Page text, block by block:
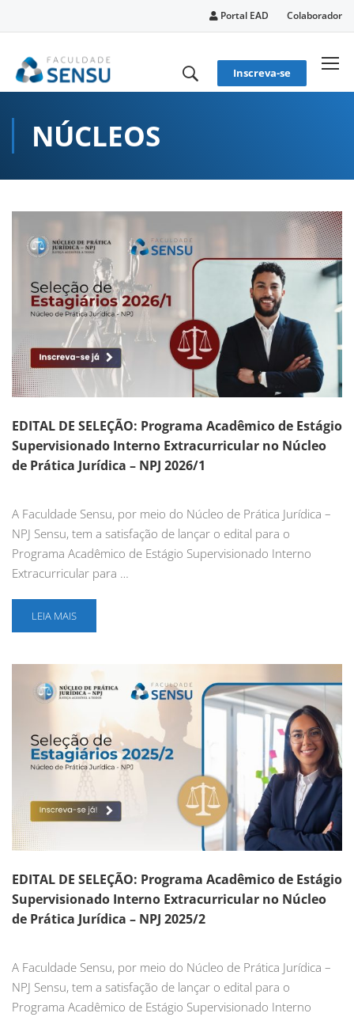
Portal EAD Colaborador
Inscreva-se
NÚCLEOS
EDITAL DE SELEÇÃO: Programa Acadêmico de Estágio
Supervisionado Interno Extracurricular no Núcleo
de Prática Jurídica – NPJ 2026/1
A Faculdade Sensu, por meio do Núcleo de Prática Jurídica –
NPJ Sensu, tem a satisfação de lançar o edital para o
Programa Acadêmico de Estágio Supervisionado Interno
Extracurricular para …
LEIA MAIS
EDITAL DE SELEÇÃO: Programa Acadêmico de Estágio
Supervisionado Interno Extracurricular no Núcleo
de Prática Jurídica – NPJ 2025/2
A Faculdade Sensu, por meio do Núcleo de Prática Jurídica –
NPJ Sensu, tem a satisfação de lançar o edital para o
Programa Acadêmico de Estágio Supervisionado Interno